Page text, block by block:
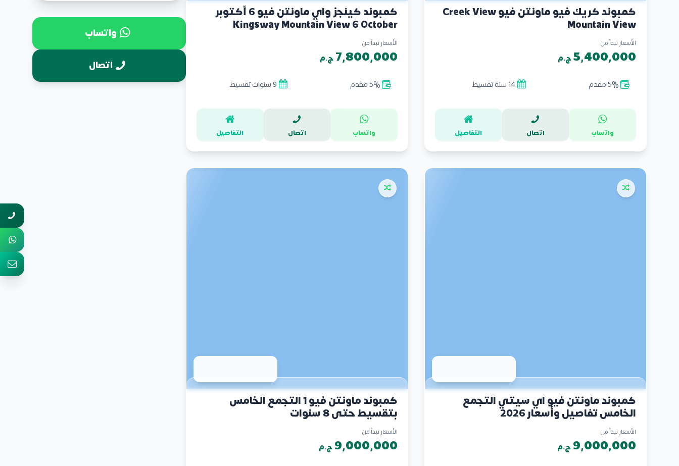
كمبوند كريك فيو ماونتن فيو Creek View
Mountain View
الأسعار تبدأ من
5,400,000 ج.م
5% مقدم 14 سنة تقسيط
واتساب اتصال التفاصيل
كمبوند كينجز واي ماونتن فيو 6 أكتوبر
Kingsway Mountain View 6 October
الأسعار تبدأ من
7,800,000 ج.م
5% مقدم 9 سنوات تقسيط
واتساب اتصال التفاصيل
كمبوند ماونتن فيو اي سيتي التجمع
الخامس تفاصيل وأسعار 2026
الأسعار تبدأ من
9,000,000 ج.م
كمبوند ماونتن فيو 1 التجمع الخامس
بتقسيط حتي 8 سنوات
الأسعار تبدأ من
9,000,000 ج.م
واتساب
اتصال